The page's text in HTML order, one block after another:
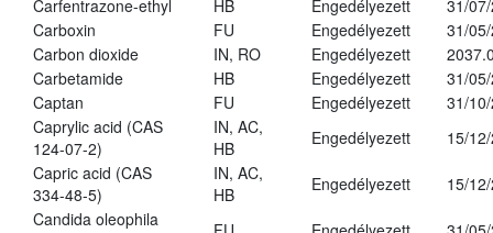
Carfentrazone-ethyl
HB Engedélyezett
31/
Carboxin
FU Engedélyezett
31/
Carbon dioxide
IN, RO Engedélyezett
Carbetamide
HB Engedélyezett
31/
Captan
FU Engedélyezett
31/
Caprylic acid (CAS
124-07-2)
IN, AC,
HB
Engedélyezett
15/
Capric acid (CAS
334-48-5)
IN, AC,
HB
Engedélyezett
15/
Candida oleophila